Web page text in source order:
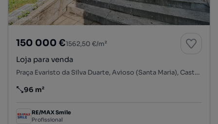
150 000 €1562,50 €/m²
Loja para venda
Praça Evaristo da Silva Duarte, Avioso (Santa Maria), Castêlo da Maia, Maia, Porto
Preço por metro quadrado
96 m²
RE/MAX Smile
Profissional